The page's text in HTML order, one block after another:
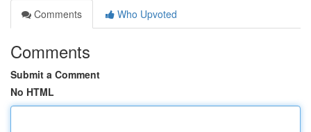
Comments
Who Upvoted
Comments
Submit a Comment
No HTML